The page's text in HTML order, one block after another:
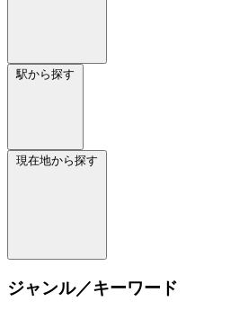
駅から探す
現在地から探す
ジャンル／キーワード